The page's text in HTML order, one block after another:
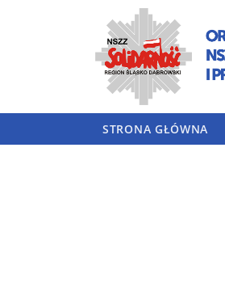
STRONA GŁÓWNA